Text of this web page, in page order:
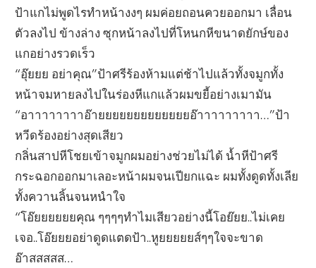
ป้าแกไม่พูดไรทำหน้างงๆ ผมค่อยถอนควยออกมา เลื่อน
ตัวลงไป ข้างล่าง ซุกหน้าลงไปที่โหนกหีขนาดยักษ์ของ
แกอย่างรวดเร็ว
“อุ๊ยยย อย่าคุณ”ป้าศรีร้องห้ามแต่ช้าไปแล้วทั้งจมูกทั้ง
หน้าจมหายลงไปในร่องหีแกแล้วผมขยี้อย่างเมามัน
“อาาาาาาาาอ๊ายยยยยยยยยยยยยอ๊าาาาาาาาา…”ป้า
หวีดร้องอย่างสุดเสียว
กลิ่นสาปหีโชยเข้าจมูกผมอย่างช่วยไม่ได้ น้ำหีป้าศรี
กระฉอกออกมาเลอะหน้าผมจนเปียกแฉะ ผมทั้งดูดทั้งเลีย
ทั้งควานลิ้นจนหนำใจ
“โอ๊ยยยยยยคุณ ๆๆๆๆทำไมเสียวอย่างนี้โอย๊ยย..ไม่เคย
เจอ..โอ๊ยยยอย่าดูดแตดป้า..หูยยยยยส์ๆๆใจจะขาด
อ๊าสสสสส…